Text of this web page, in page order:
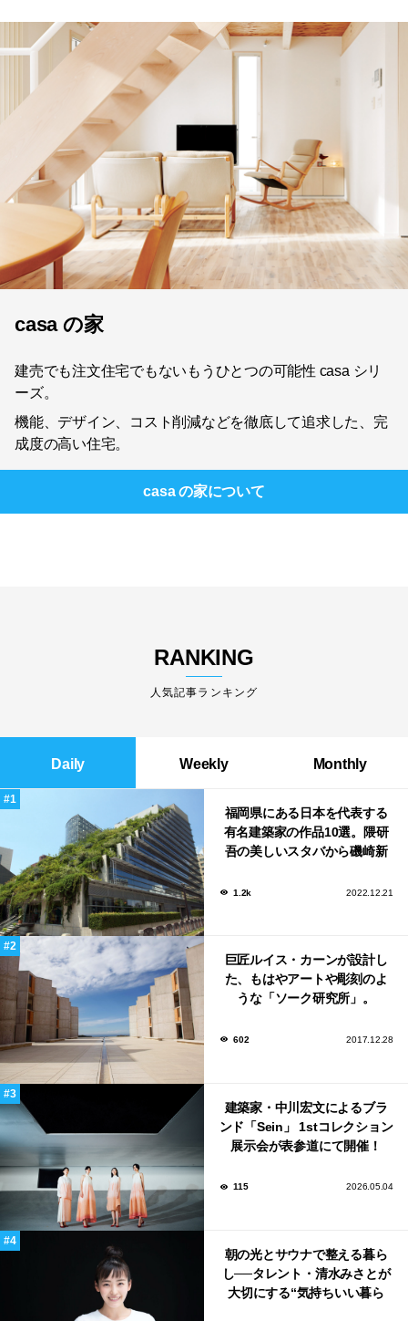
casa の家
建売でも注文住宅でもないもうひとつの可能性 casa シリ
ーズ。
機能、デザイン、コスト削減などを徹底して追求した、完
成度の高い住宅。
casa の家について
RANKING
人気記事ランキング
Daily Weekly Monthly
福岡県にある日本を代表する
有名建築家の作品10選。隈研
吾の美しいスタバから磯崎新
1.2k 2022.12.21
巨匠ルイス・カーンが設計し
た、もはやアートや彫刻のよ
うな「ソーク研究所」。
602 2017.12.28
建築家・中川宏文によるブラ
ンド「Sein」 1stコレクション
展示会が表参道にて開催！
115 2026.05.04
朝の光とサウナで整える暮ら
し──タレント・清水みさとが
大切にする“気持ちいい暮ら